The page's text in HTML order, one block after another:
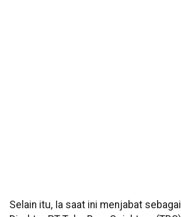
Selain itu, Ia saat ini menjabat